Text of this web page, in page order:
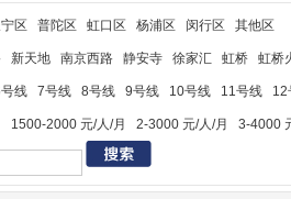
区 普陀区 虹口区 杨浦区 闵行区 其他区
新天地 南京西路 静安寺 徐家汇 虹桥 虹桥
线 7号线 8号线 9号线 10号线 11号线 12
1500-2000 元/人/月 2-3000 元/人/月 3-4000